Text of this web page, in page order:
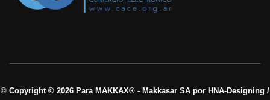
© Copyright © 2026 Para MAKKAX® - Makkasar SA por HNA-Designing /